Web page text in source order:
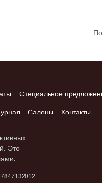
Специальное
Салоны Контакты
Это